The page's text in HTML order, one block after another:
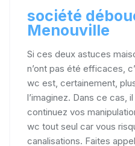
société
Menouville
Si ces deux astuces
n’ont pas été efficaces,
wc est, certainement,
l’imaginez. Dans ce cas,
continuez vos
wc tout seul car vous
canalisations. Faites